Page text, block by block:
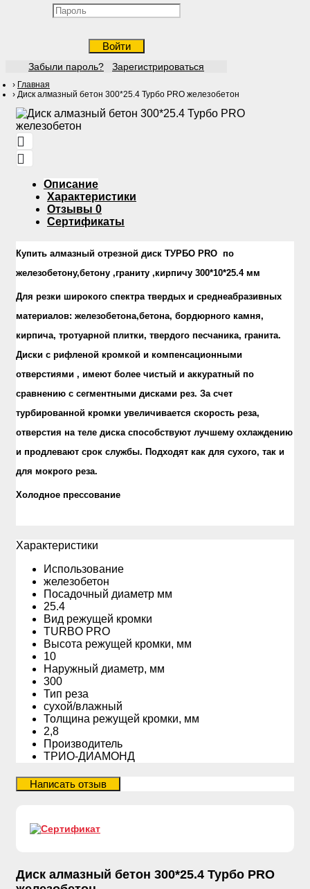
Войти
Забыли пароль? Зарегистрироваться
Главная
Диск алмазный бетон 300*25.4 Турбо PRO железобетон
Описание
Характеристики
Отзывы 0
Сертификаты
Купить алмазный отрезной диск ТУРБО PRO по
железобетону,бетону ,граниту ,кирпичу 300*10*25.4 мм
Для резки широкого спектра твердых и среднеабразивных
материалов: железобетона,бетона, бордюрного камня,
кирпича, тротуарной плитки, твердого песчаника, гранита.
Диски с рифленой кромкой и компенсационными
отверстиями , имеют более чистый и аккуратный по
сравнению с сегментными дисками рез. За счет
турбированной кромки увеличивается скорость реза,
отверстия на теле диска способствуют лучшему охлаждению
и продлевают срок службы. Подходят как для сухого, так и
для мокрого реза.
Холодное прессование
Xарактеристики
Использование
железобетон
Посадочный диаметр мм
25.4
Вид режущей кромки
TURBO PRO
Высота режущей кромки, мм
10
Наружный диаметр, мм
300
Тип реза
сухой/влажный
Толщина режущей кромки, мм
2,8
Производитель
ТРИО-ДИАМОНД
Диск алмазный бетон 300*25.4 Турбо PRO